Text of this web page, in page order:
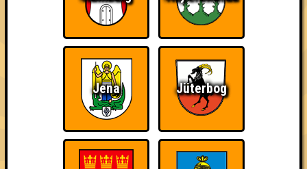
Schon wieder zum
Knapp daneben! Erster!
Jena Jüterbog